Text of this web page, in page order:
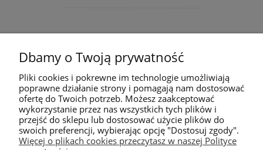
Dbamy o Twoją prywatność
Pliki cookies i pokrewne im technologie umożliwiają
poprawne działanie strony i pomagają nam dostosować
ofertę do Twoich potrzeb. Możesz zaakceptować
wykorzystanie przez nas wszystkich tych plików i
przejść do sklepu lub dostosować użycie plików do
swoich preferencji, wybierając opcję "Dostosuj zgody".
Więcej o plikach cookies przeczytasz w naszej Polityce